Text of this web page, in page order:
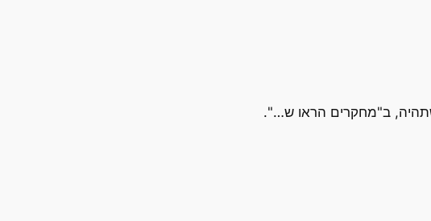
שתהיה, ב"מחקרים הראו ש…".